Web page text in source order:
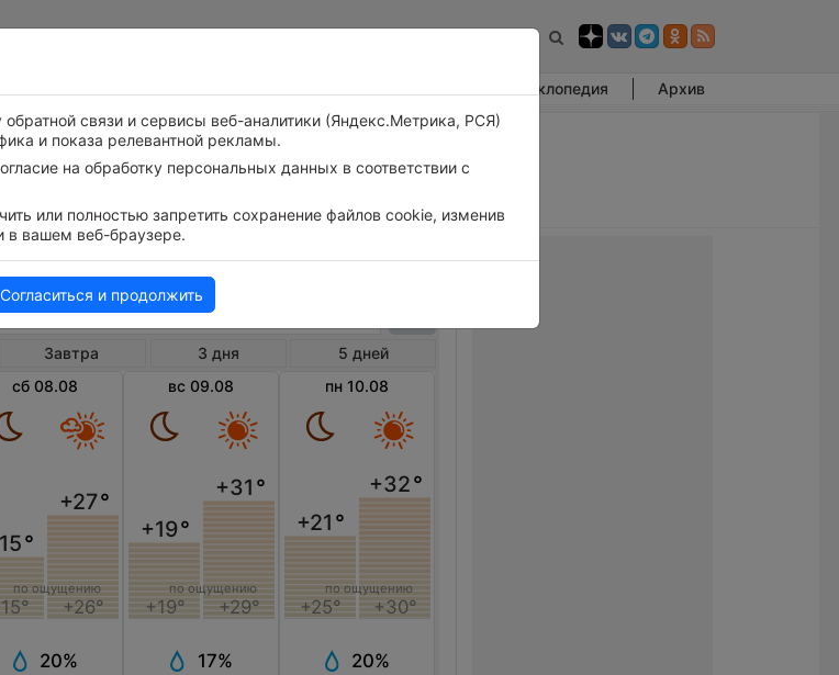
Энциклопедия Архив
в Уотфорде
Завтра 3 дня
5 дней
сб 08.08
°
+27°
+26°
по ощущению
20%
вс 09.08
+19°
+19°
+31 °
+29°
по ощущению
17%
пн 10.08
+21 °
+25°
+32°
+30°
по ощущению
20%
связи и сервисы веб-аналитики (Яндекс.Метрика, РСЯ)
и показа релевантной рекламы.
на обработку персональных данных в соответствии с
или полностью запретить сохранение файлов cookie, изменив
в вашем веб-браузере.
Согласиться и продолжить